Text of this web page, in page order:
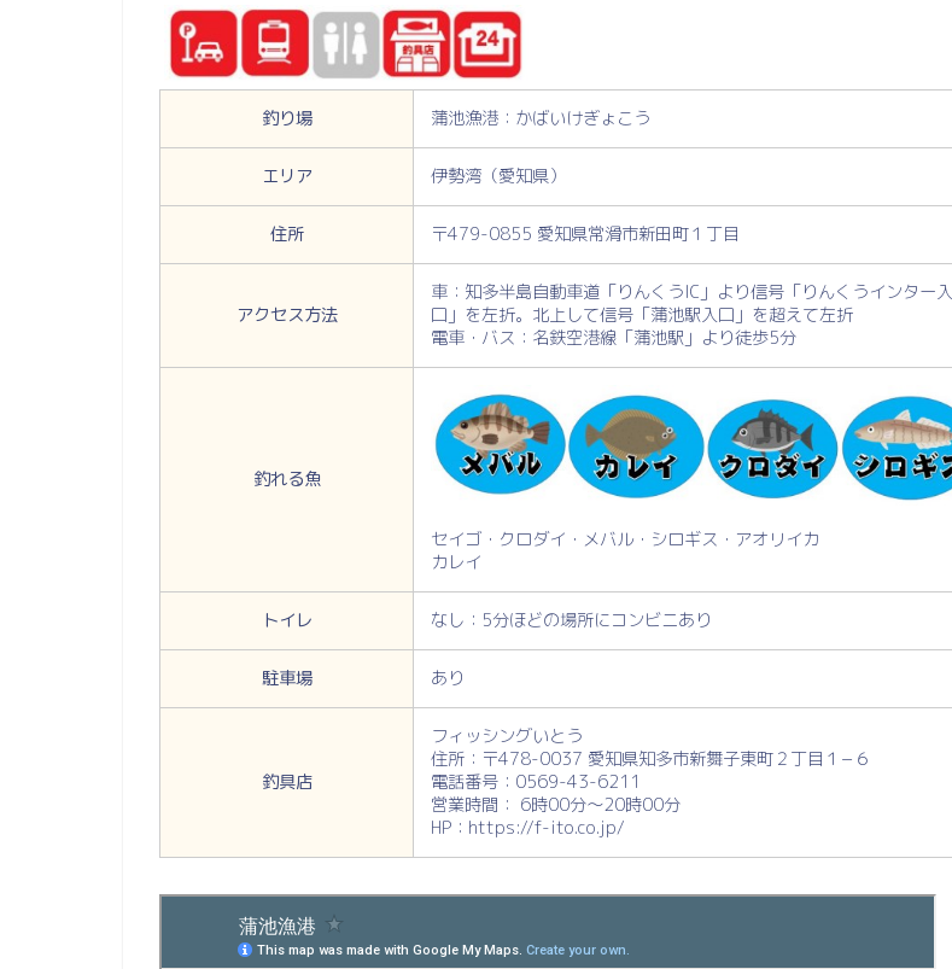
釣り場 蒲池漁港：かばいけぎょこう
エリア 伊勢湾（愛知県）
住所 〒479-0855 愛知県常滑市新田町１丁目
アクセス方法
車：知多半島自動車道「りんくうIC」より信号「りんくうインター入
口」を左折。北上して信号「蒲池駅入口」を超えて左折
電車・バス：名鉄空港線「蒲池駅」より徒歩5分
釣れる魚
セイゴ・クロダイ・メバル・シロギス・アオリイカ
カレイ
トイレ なし：5分ほどの場所にコンビニあり
駐車場 あり
釣具店
フィッシングいとう
住所：〒478-0037 愛知県知多市新舞子東町２丁目１−６
電話番号：0569-43-6211
営業時間： 6時00分～20時00分
HP：https://f-ito.co.jp/